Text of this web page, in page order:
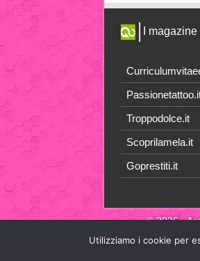
I
Troppodolce.it
Scoprilamela.it
Goprestiti.it
© 2026 -
Utilizziamo i cookie per